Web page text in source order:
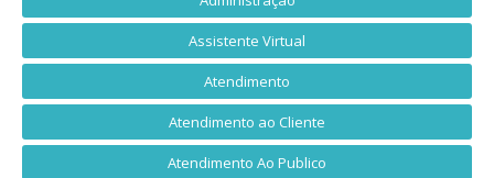
Assistente Virtual
Atendimento
Atendimento ao Cliente
Atendimento Ao Publico